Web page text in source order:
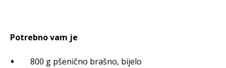
Potrebno vam je
800 g pšenično brašno, bijelo